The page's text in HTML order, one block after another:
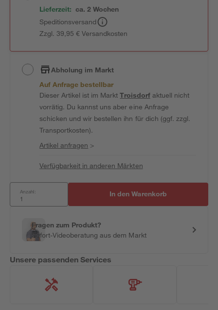
Lieferzeit: ca. 2 Wochen
Speditionsversand
Zzgl. 39,95 € Versandkosten
Abholung im Markt
Auf Anfrage bestellbar
Dieser Artikel ist im MarktTroisdorfaktuell nicht
vorrätig. Du kannst uns aber eine Anfrage
schicken und wir bestellen ihn für dich (ggf. zzgl.
Transportkosten).
Artikel anfragen >
Verfügbarkeit in anderen Märkten
Anzahl: In den Warenkorb
Fragen zum Produkt?
Sofort-Videoberatung aus dem Markt
Unsere passenden Services